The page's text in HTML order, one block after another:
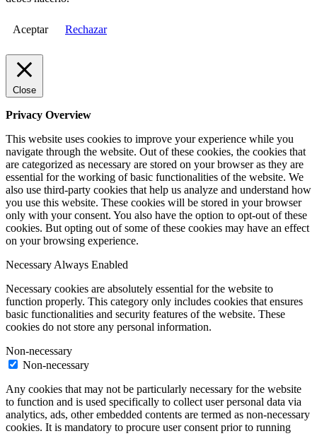
Aceptar Rechazar
Close
Privacy Overview
This website uses cookies to improve your experience while you
navigate through the website. Out of these cookies, the cookies that
are categorized as necessary are stored on your browser as they are
essential for the working of basic functionalities of the website. We
also use third-party cookies that help us analyze and understand how
you use this website. These cookies will be stored in your browser
only with your consent. You also have the option to opt-out of these
cookies. But opting out of some of these cookies may have an effect
on your browsing experience.
NecessaryAlways Enabled
Necessary cookies are absolutely essential for the website to
function properly. This category only includes cookies that ensures
basic functionalities and security features of the website. These
cookies do not store any personal information.
Non-necessary
Non-necessary
Any cookies that may not be particularly necessary for the website
to function and is used specifically to collect user personal data via
analytics, ads, other embedded contents are termed as non-necessary
cookies. It is mandatory to procure user consent prior to running